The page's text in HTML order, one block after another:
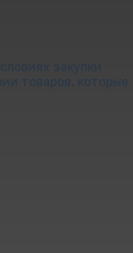
закупки
товаров, которые